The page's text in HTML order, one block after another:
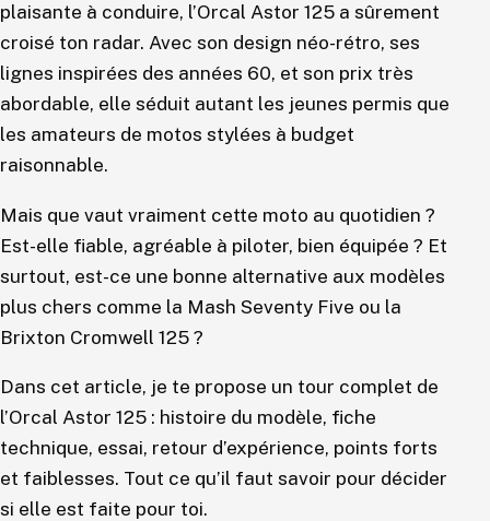
plaisante à conduire, l’Orcal Astor 125 a sûrement
croisé ton radar. Avec son design néo-rétro, ses
lignes inspirées des années 60, et son prix très
abordable, elle séduit autant les jeunes permis que
les amateurs de motos stylées à budget
raisonnable.
Mais que vaut vraiment cette moto au quotidien ?
Est-elle fiable, agréable à piloter, bien équipée ? Et
surtout, est-ce une bonne alternative aux modèles
plus chers comme la Mash Seventy Five ou la
Brixton Cromwell 125 ?
Dans cet article, je te propose un tour complet de
l’Orcal Astor 125 : histoire du modèle, fiche
technique, essai, retour d’expérience, points forts
et faiblesses. Tout ce qu’il faut savoir pour décider
si elle est faite pour toi.